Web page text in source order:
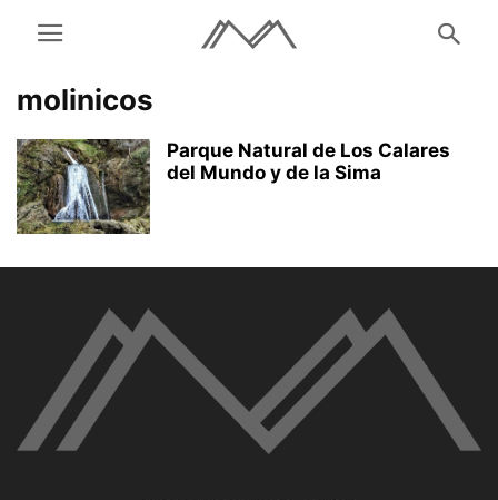
molinicos
Parque Natural de Los Calares
del Mundo y de la Sima